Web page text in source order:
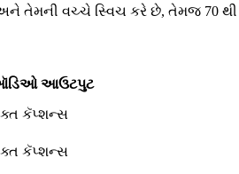
અને તેમની વચ્ચે સ્વિચ કરે છે, તેમજ 70
આઉટપુટ
કૅપ્શન્સ
કૅપ્શન્સ